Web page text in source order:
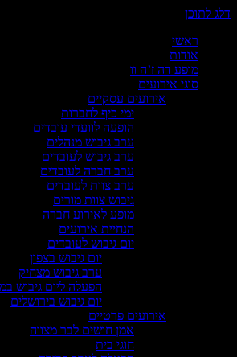
לתוכן
ראשי
אודות
מופע דה ז’ה וו
סוגי אירועים
אירועים עסקיים
ימי כיף לחברות
הופעה לוועדי עובדים
ערב גיבוש מנהלים
ערב גיבוש לעובדים
ערב חברה לעובדים
ערב צוות לעובדים
גיבוש צוות מורים
מופע לאירוע חברה
הנחיית אירועים
יום גיבוש לעובדים
יום גיבוש בצפון
ערב גיבוש מצחיק
הפעלה ליום גיבוש במרכז
יום גיבוש בירושלים
אירועים פרטיים
אמן חושים לבר מצווה
חוגי בית